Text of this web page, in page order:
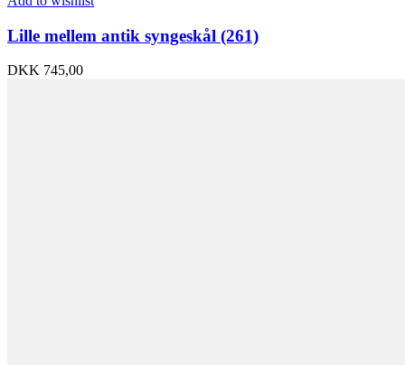
Lille mellem antik syngeskål (261)
DKK 745,00